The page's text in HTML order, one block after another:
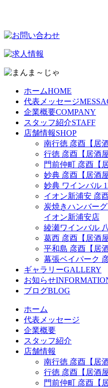
ホームHOME
代表メッセージ
企業概要COMPANY
スタッフ紹介STAFF
店舗情報SHOP
南行徳 彦酉【居酒
行徳 彦酉【居酒屋
門前仲町 彦酉【
妙典 彦酉【居酒屋
妙典 ワインバル
イオン新浦安 彦
炭焼きハンバー
イオン新浦安店
綾瀬ワインバル
葛西 彦酉【居酒屋
平和島 彦酉【居酒
幕張ベイパーク
ギャラリーGALLERY
お知らせ
ブログBLOG
ホーム
代表メッセージ
企業概要
スタッフ紹介
店舗情報
南行徳 彦酉【居酒
行徳 彦酉【居酒屋
門前仲町 彦酉【